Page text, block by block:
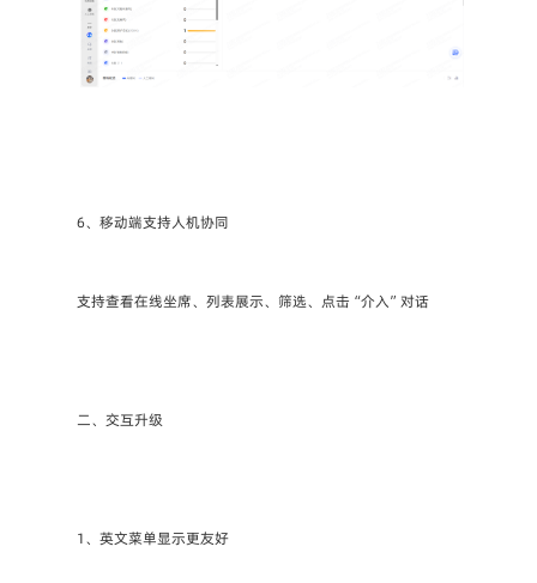
6、移动端支持人机协同
支持查看在线坐席、列表展示、筛选、点击“介入”对话
二、交互升级
1、英文菜单显示更友好